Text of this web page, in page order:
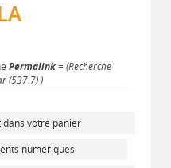
Permalink= (Recherche
(537.7) )
votre panier
numériques